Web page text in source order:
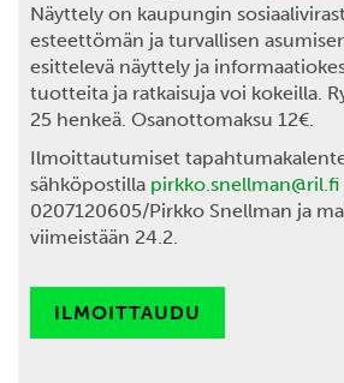
Näyttely on kaupungin
esteettömän ja turvallisen
esittelevä näyttely ja
tuotteita ja ratkaisuja voi kokeilla.
25 henkeä. Osanottomaksu 12€.
Ilmoittautumiset
sähköpostilla pirkko.snellman@ril.fi
0207120605/Pirkko Snellman ja
viimeistään 24.2.
ILMOITTAUDU